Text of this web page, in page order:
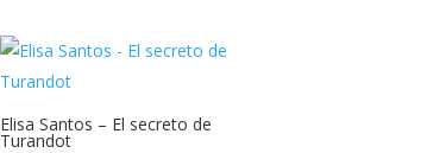
Elisa Santos – El secreto de
Turandot